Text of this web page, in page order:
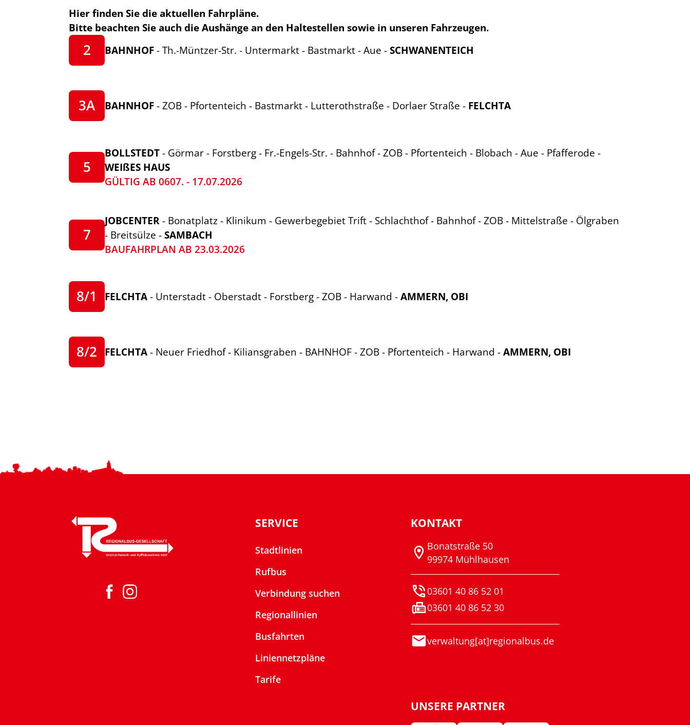
Hier finden Sie die aktuellen Fahrpläne.
Bitte beachten Sie auch die Aushänge an den Haltestellen sowie in unseren Fahrzeugen.
2 BAHNHOF- Th.-Müntzer-Str. - Untermarkt - Bastmarkt - Aue -SCHWANENTEICH
3A BAHNHOF- ZOB - Pfortenteich - Bastmarkt - Lutterothstraße - Dorlaer Straße - FELCHTA
5
BOLLSTEDT- Görmar - Forstberg - Fr.-Engels-Str. - Bahnhof - ZOB - Pfortenteich - Blobach - Aue - Pfafferode -
WEIßES HAUS
GÜLTIG AB 0607. - 17.07.2026
7
JOBCENTER- Bonatplatz - Klinikum - Gewerbegebiet Trift - Schlachthof - Bahnhof - ZOB - Mittelstraße - Ölgraben
- Breitsülze -SAMBACH
BAUFAHRPLAN AB 23.03.2026
8/1 FELCHTA- Unterstadt - Oberstadt - Forstberg - ZOB - Harwand -AMMERN, OBI
8/2 FELCHTA- Neuer Friedhof - Kiliansgraben - BAHNHOF - ZOB - Pfortenteich - Harwand -AMMERN, OBI
SERVICE
Stadtlinien
Rufbus
Verbindung suchen
Regionallinien
Busfahrten
Liniennetzpläne
Tarife
KONTAKT
Bonatstraße 50
99974 Mühlhausen
03601 40 86 52 01
03601 40 86 52 30
verwaltung[at]regionalbus.de
UNSERE PARTNER